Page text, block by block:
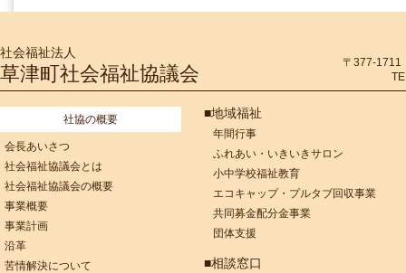
社会福祉法人
草津町社会福祉協議会
〒377-1711
社協の概要
会長あいさつ
社会福祉協議会とは
社会福祉協議会の概要
事業概要
事業計画
沿革
苦情解決について
■地域福祉
年間行事
ふれあい・いきいきサロン
小中学校福祉教育
エコキャップ・プルタブ回収事業
共同募金配分金事業
団体支援
■相談窓口